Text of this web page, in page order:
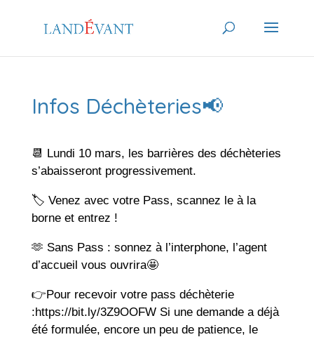
Infos Déchèteries📢
📆 Lundi 10 mars, les barrières des déchèteries
s’abaisseront progressivement.
🏷 Venez avec votre Pass, scannez le à la
borne et entrez !
🫶 Sans Pass : sonnez à l’interphone, l’agent
d’accueil vous ouvrira🤩
👉Pour recevoir votre pass déchèterie
:https://bit.ly/3Z9OOFW Si une demande a déjà
été formulée, encore un peu de patience, le